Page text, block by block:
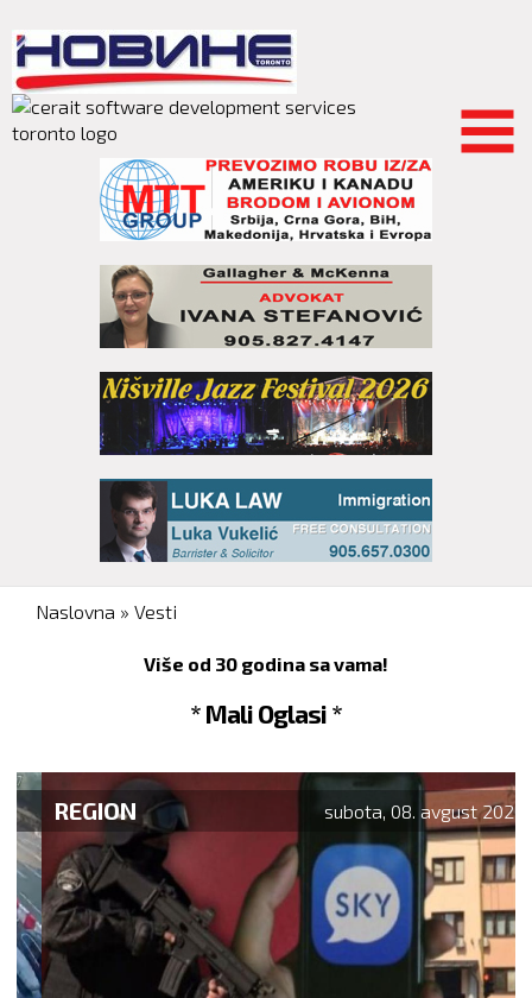
main
content
You are here
Naslovna » Vesti
Više od 30 godina sa vama!
* Mali Oglasi *
REGION subota, 08. avgust 2026.